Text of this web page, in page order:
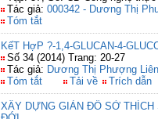
Tác giả: 000342 - Dương Thị
Tóm tắt
KếT HợP ?-1,4-GLUCAN-4-
Số 34 (2014) Trang: 20-27
Tác giả: Dương Thị Phượng Liên
Tóm tắt
Tải về Trích dẫn
XÂY DỰNG GIẢN ĐỒ SỞ